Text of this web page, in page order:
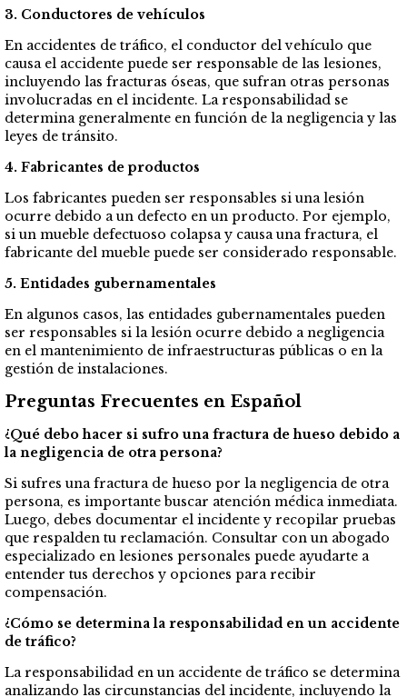
3. Conductores de vehículos
En accidentes de tráfico, el conductor del vehículo que
causa el accidente puede ser responsable de las lesiones,
incluyendo las fracturas óseas, que sufran otras personas
involucradas en el incidente. La responsabilidad se
determina generalmente en función de la negligencia y las
leyes de tránsito.
4. Fabricantes de productos
Los fabricantes pueden ser responsables si una lesión
ocurre debido a un defecto en un producto. Por ejemplo,
si un mueble defectuoso colapsa y causa una fractura, el
fabricante del mueble puede ser considerado responsable.
5. Entidades gubernamentales
En algunos casos, las entidades gubernamentales pueden
ser responsables si la lesión ocurre debido a negligencia
en el mantenimiento de infraestructuras públicas o en la
gestión de instalaciones.
Preguntas Frecuentes en Español
¿Qué debo hacer si sufro una fractura de hueso debido a
la negligencia de otra persona?
Si sufres una fractura de hueso por la negligencia de otra
persona, es importante buscar atención médica inmediata.
Luego, debes documentar el incidente y recopilar pruebas
que respalden tu reclamación. Consultar con un abogado
especializado en lesiones personales puede ayudarte a
entender tus derechos y opciones para recibir
compensación.
¿Cómo se determina la responsabilidad en un accidente
de tráfico?
La responsabilidad en un accidente de tráfico se determina
analizando las circunstancias del incidente, incluyendo la